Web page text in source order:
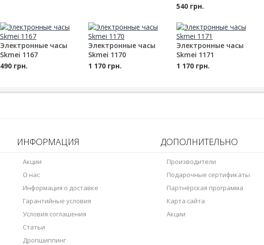
540 грн.
Электронные часы
Skmei 1167
490 грн.
Электронные часы
Skmei 1170
1 170 грн.
Электронные часы
Skmei 1171
1 170 грн.
ИНФОРМАЦИЯ
Акции
О нас
Информация о доставке
Гарантийные условия
Условия соглашения
Статьи
Дропшиппинг
ДОПОЛНИТЕЛЬНО
Производители
Подарочные сертификаты
Партнёрская программа
Карта сайта
Акции